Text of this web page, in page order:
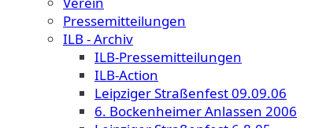
Pressemitteilungen
ILB - Archiv
ILB-Pressemitteilungen
ILB-Action
Leipziger Straßenfest 09.09.06
6. Bockenheimer Anlassen 2006